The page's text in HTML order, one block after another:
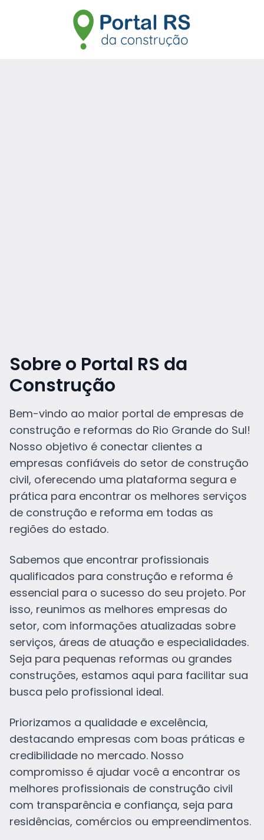
Sobre o Portal RS da
Construção
Bem-vindo ao maior portal de empresas de
construção e reformas do Rio Grande do Sul!
Nosso objetivo é conectar clientes a
empresas confiáveis do setor de construção
civil, oferecendo uma plataforma segura e
prática para encontrar os melhores serviços
de construção e reforma em todas as
regiões do estado.
Sabemos que encontrar profissionais
qualificados para construção e reforma é
essencial para o sucesso do seu projeto. Por
isso, reunimos as melhores empresas do
setor, com informações atualizadas sobre
serviços, áreas de atuação e especialidades.
Seja para pequenas reformas ou grandes
construções, estamos aqui para facilitar sua
busca pelo profissional ideal.
Priorizamos a qualidade e excelência,
destacando empresas com boas práticas e
credibilidade no mercado. Nosso
compromisso é ajudar você a encontrar os
melhores profissionais de construção civil
com transparência e confiança, seja para
residências, comércios ou empreendimentos.